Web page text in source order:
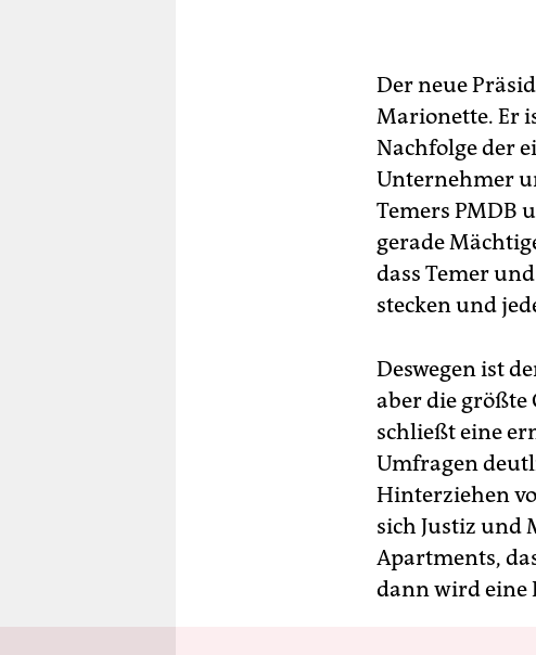
Der neue
Marionette. Er
Nachfolge der
Unternehmer
Temers PMDB
gerade
dass Temer
stecken und
Deswegen ist
aber die größte
schließt eine
Umfragen
Hinterziehen
sich Justiz und
Apartments,
dann wird eine